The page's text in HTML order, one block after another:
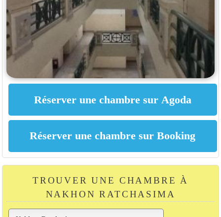
TROUVER UNE CHAMBRE À
NAKHON RATCHASIMA